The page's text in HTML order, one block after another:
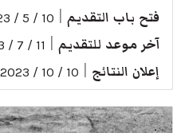
فتح باب التقديم 10 / 5 / 2023
آخر موعد للتقديم 11 / 7 / 2023
إعلان النتائج 10 / 10 / 2023